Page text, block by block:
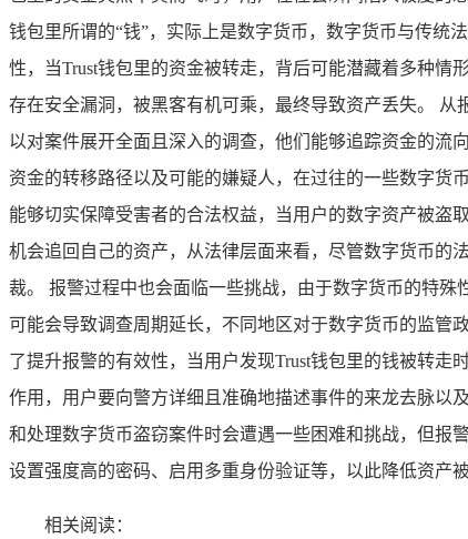
钱包里所谓的“钱”，实际上是数字货币，数字货币与传统
性，当Trust钱包里的资金被转走，背后可能潜藏着多种
存在安全漏洞，被黑客有机可乘，最终导致资产丢失。
以对案件展开全面且深入的调查，他们能够追踪资金的流
资金的转移路径以及可能的嫌疑人，在过往的一些数字货
能够切实保障受害者的合法权益，当用户的数字资产被盗
机会追回自己的资产，从法律层面来看，尽管数字货币的
裁。 报警过程中也会面临一些挑战，由于数字货币的特
可能会导致调查周期延长，不同地区对于数字货币的监管
了提升报警的有效性，当用户发现Trust钱包里的钱被转
作用，用户要向警方详细且准确地描述事件的来龙去脉以
和处理数字货币盗窃案件时会遭遇一些困难和挑战，但报
设置强度高的密码、启用多重身份验证等，以此降低资产
相关阅读：